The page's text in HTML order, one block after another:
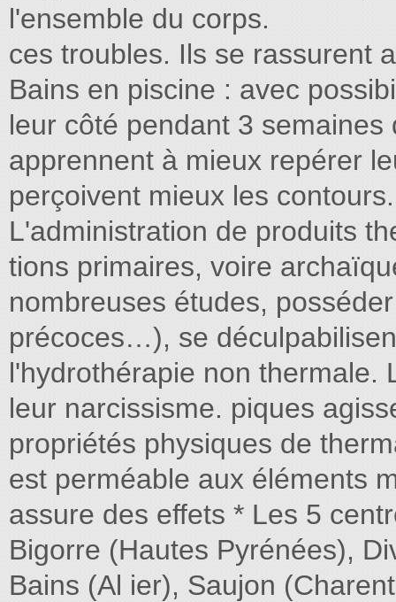
l'ensemble du corps.
ces troubles. Ils se rassurent
Bains en piscine : avec
leur côté pendant 3
apprennent à mieux repérer
perçoivent mieux les
L'administration de produits
tions primaires, voire
nombreuses études,
précoces…), se
l'hydrothérapie non thermale.
leur narcissisme. piques
propriétés physiques de
est perméable aux éléments
assure des effets * Les 5
Bigorre (Hautes Pyrénées),
Bains (Al ier), Saujon